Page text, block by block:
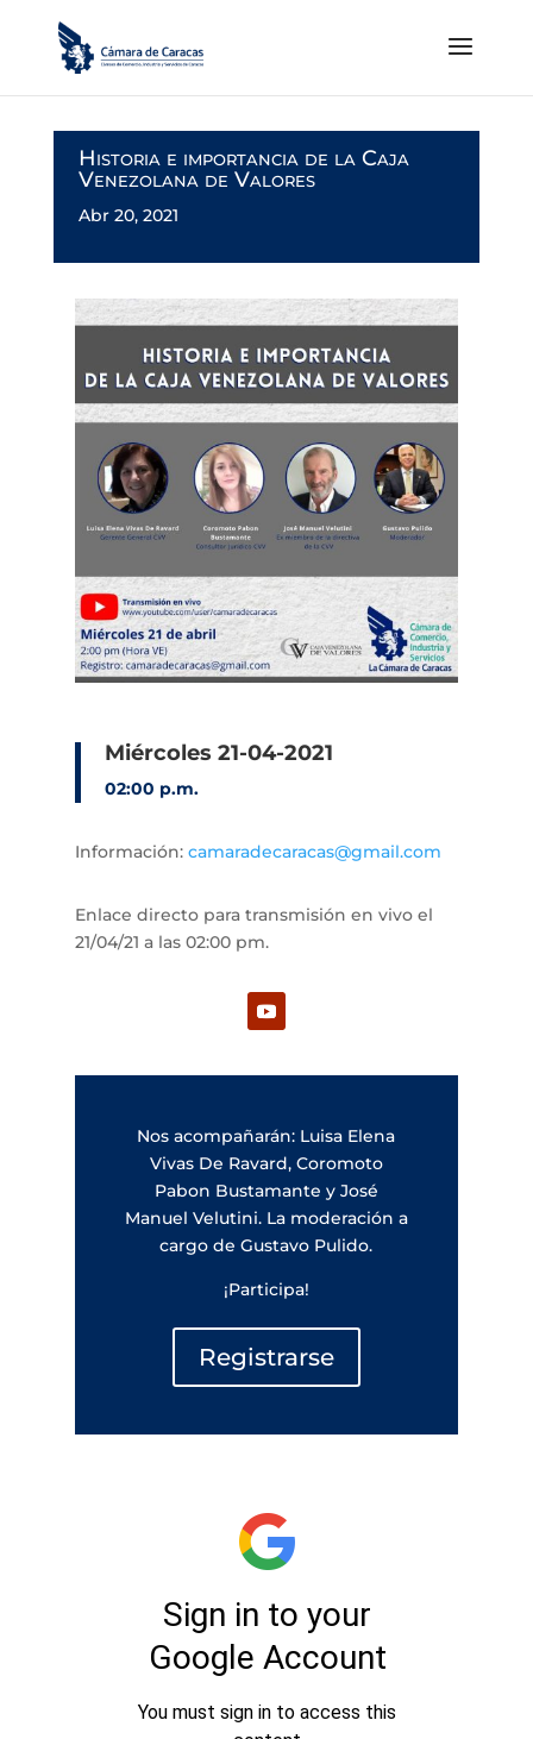
Historia e importancia de la Caja
Venezolana de Valores
Abr 20, 2021
Miércoles 21-04-2021
02:00 p.m.
Información: camaradecaracas@gmail.com
Enlace directo para transmisión en vivo el
21/04/21 a las 02:00 pm.
Nos acompañarán: Luisa Elena
Vivas De Ravard, Coromoto
Pabon Bustamante y José
Manuel Velutini. La moderación a
cargo de Gustavo Pulido.
¡Participa!
Registrarse